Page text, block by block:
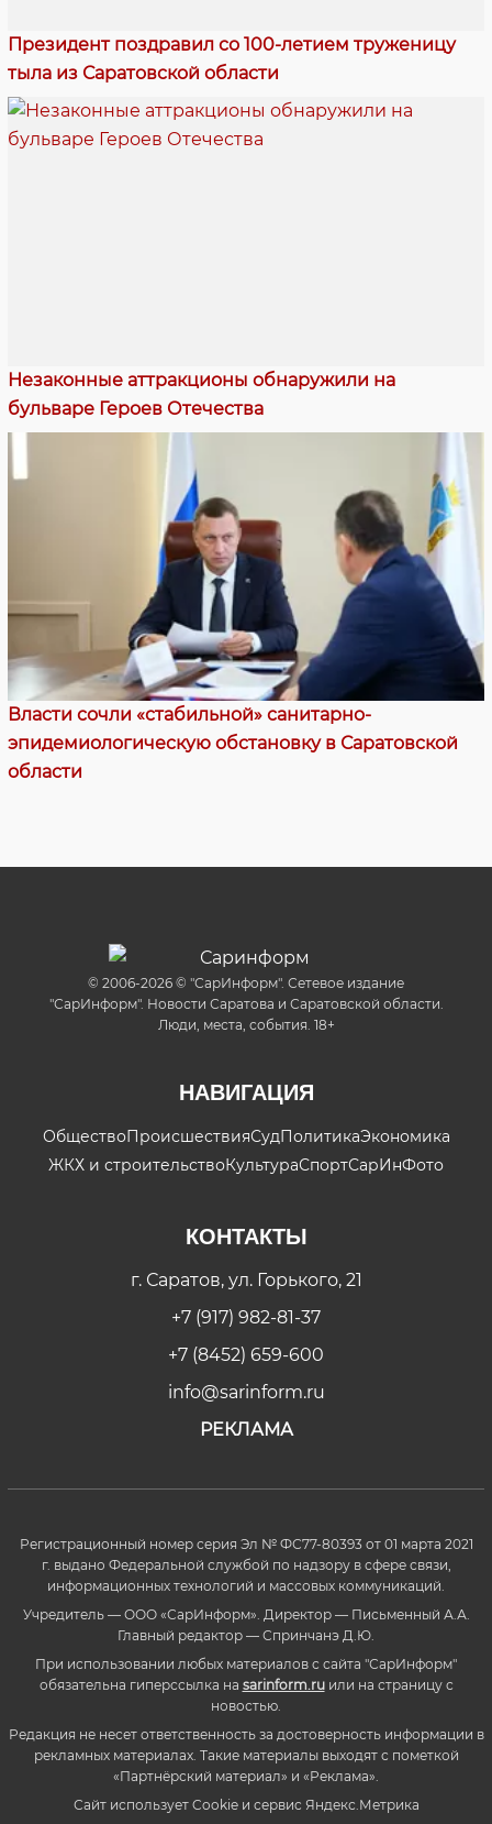
Президент поздравил со 100-летием труженицу
тыла из Саратовской области
Незаконные аттракционы обнаружили на
бульваре Героев Отечества
Власти сочли «стабильной» санитарно-
эпидемиологическую обстановку в Саратовской
области
© 2006-2026 © "СарИнформ". Сетевое издание
"СарИнформ". Новости Саратова и Саратовской области.
Люди, места, события. 18+
НАВИГАЦИЯ
ОбществоПроисшествияСудПолитикаЭкономика
ЖКХ и строительствоКультураСпортСарИнФото
КОНТАКТЫ
г. Саратов, ул. Горького, 21
+7 (917) 982-81-37
+7 (8452) 659-600
info@sarinform.ru
РЕКЛАМА
Регистрационный номер серия Эл № ФС77-80393 от 01 марта 2021
г. выдано Федеральной службой по надзору в сфере связи,
информационных технологий и массовых коммуникаций.
Учредитель — ООО «СарИнформ». Директор — Письменный А.А.
Главный редактор — Спринчанэ Д.Ю.
При использовании любых материалов с сайта "СарИнформ"
обязательна гиперссылка на sarinform.ruили на страницу с
новостью.
Редакция не несет ответственность за достоверность информации в
рекламных материалах. Такие материалы выходят с пометкой
«Партнёрский материал» и «Реклама».
Сайт использует Cookie и сервиc Яндекс.Метрика